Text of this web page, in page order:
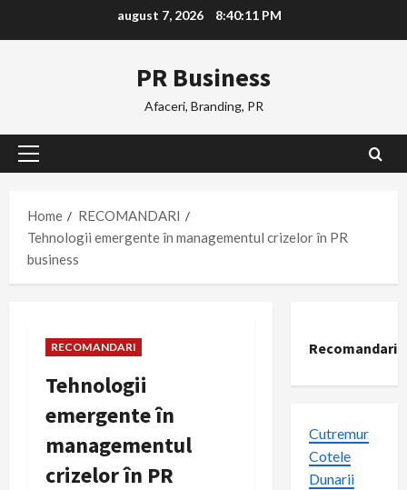
august 7, 2026 8:40:11 PM
PR Business
Afaceri, Branding, PR
Primary
Home
RECOMANDARI
Tehnologii emergente în managementul crizelor în PR
business
RECOMANDARI
Tehnologii
emergente în
managementul
crizelor în PR
Recomandari
Cutremur
Cotele
Dunarii